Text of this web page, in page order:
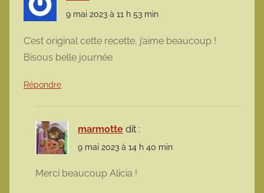
9 mai 2023 à 11 h 53 min
C’est original cette recette, j’aime beaucoup !
Bisous belle journée
Répondre
marmotte dit :
9 mai 2023 à 14 h 40 min
Merci beaucoup Alicia !